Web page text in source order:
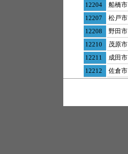
12204
船橋市
12207
松戸市
12208
野田市
12210
茂原市
12211
成田市
12212
佐倉市